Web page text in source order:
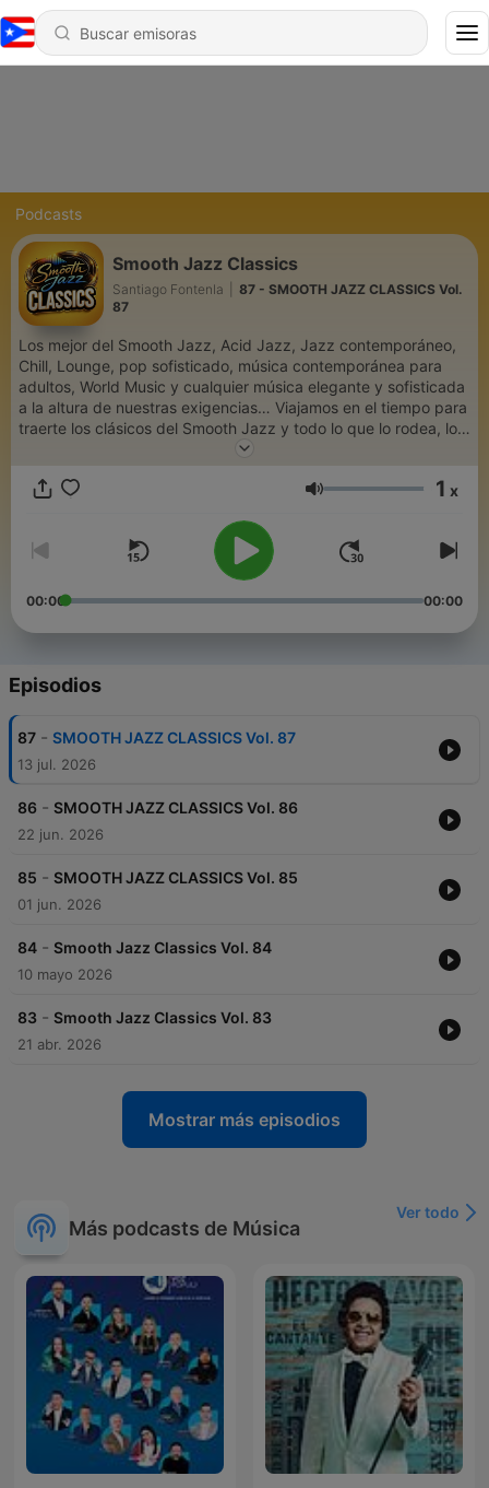
Podcasts
Smooth Jazz Classics
Santiago Fontenla
87 - SMOOTH JAZZ CLASSICS Vol.
87
Los mejor del Smooth Jazz, Acid Jazz, Jazz contemporáneo,
Chill, Lounge, pop sofisticado, música contemporánea para
adultos, World Music y cualquier música elegante y sofisticada
a la altura de nuestras exigencias… Viajamos en el tiempo para
traerte los clásicos del Smooth Jazz y todo lo que lo rodea, los
temas que nunca pasan y permanecen en nuestra memoria. Un
Volumen 1 x
00:00 00:00
Episodios
87 - SMOOTH JAZZ CLASSICS Vol. 87
13 jul. 2026
86 - SMOOTH JAZZ CLASSICS Vol. 86
22 jun. 2026
85 - SMOOTH JAZZ CLASSICS Vol. 85
01 jun. 2026
84 - Smooth Jazz Classics Vol. 84
10 mayo 2026
83 - Smooth Jazz Classics Vol. 83
21 abr. 2026
Mostrar más episodios
Más podcasts de Música
Ver todo